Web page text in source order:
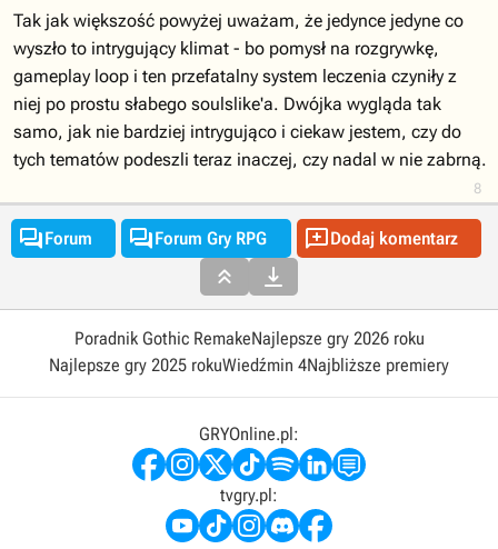
8
Tak jak większość powyżej uważam, że jedynce jedyne co
wyszło to intrygujący klimat - bo pomysł na rozgrywkę,
gameplay loop i ten przefatalny system leczenia czyniły z
niej po prostu słabego soulslike'a. Dwójka wygląda tak
samo, jak nie bardziej intrygująco i ciekaw jestem, czy do
tych tematów podeszli teraz inaczej, czy nadal w nie zabrną.
Forum Forum Gry RPG Dodaj komentarz
 
Poradnik Gothic RemakeNajlepsze gry 2026 roku
Najlepsze gry 2025 rokuWiedźmin 4Najbliższe premiery
GRYOnline.pl:
tvgry.pl: